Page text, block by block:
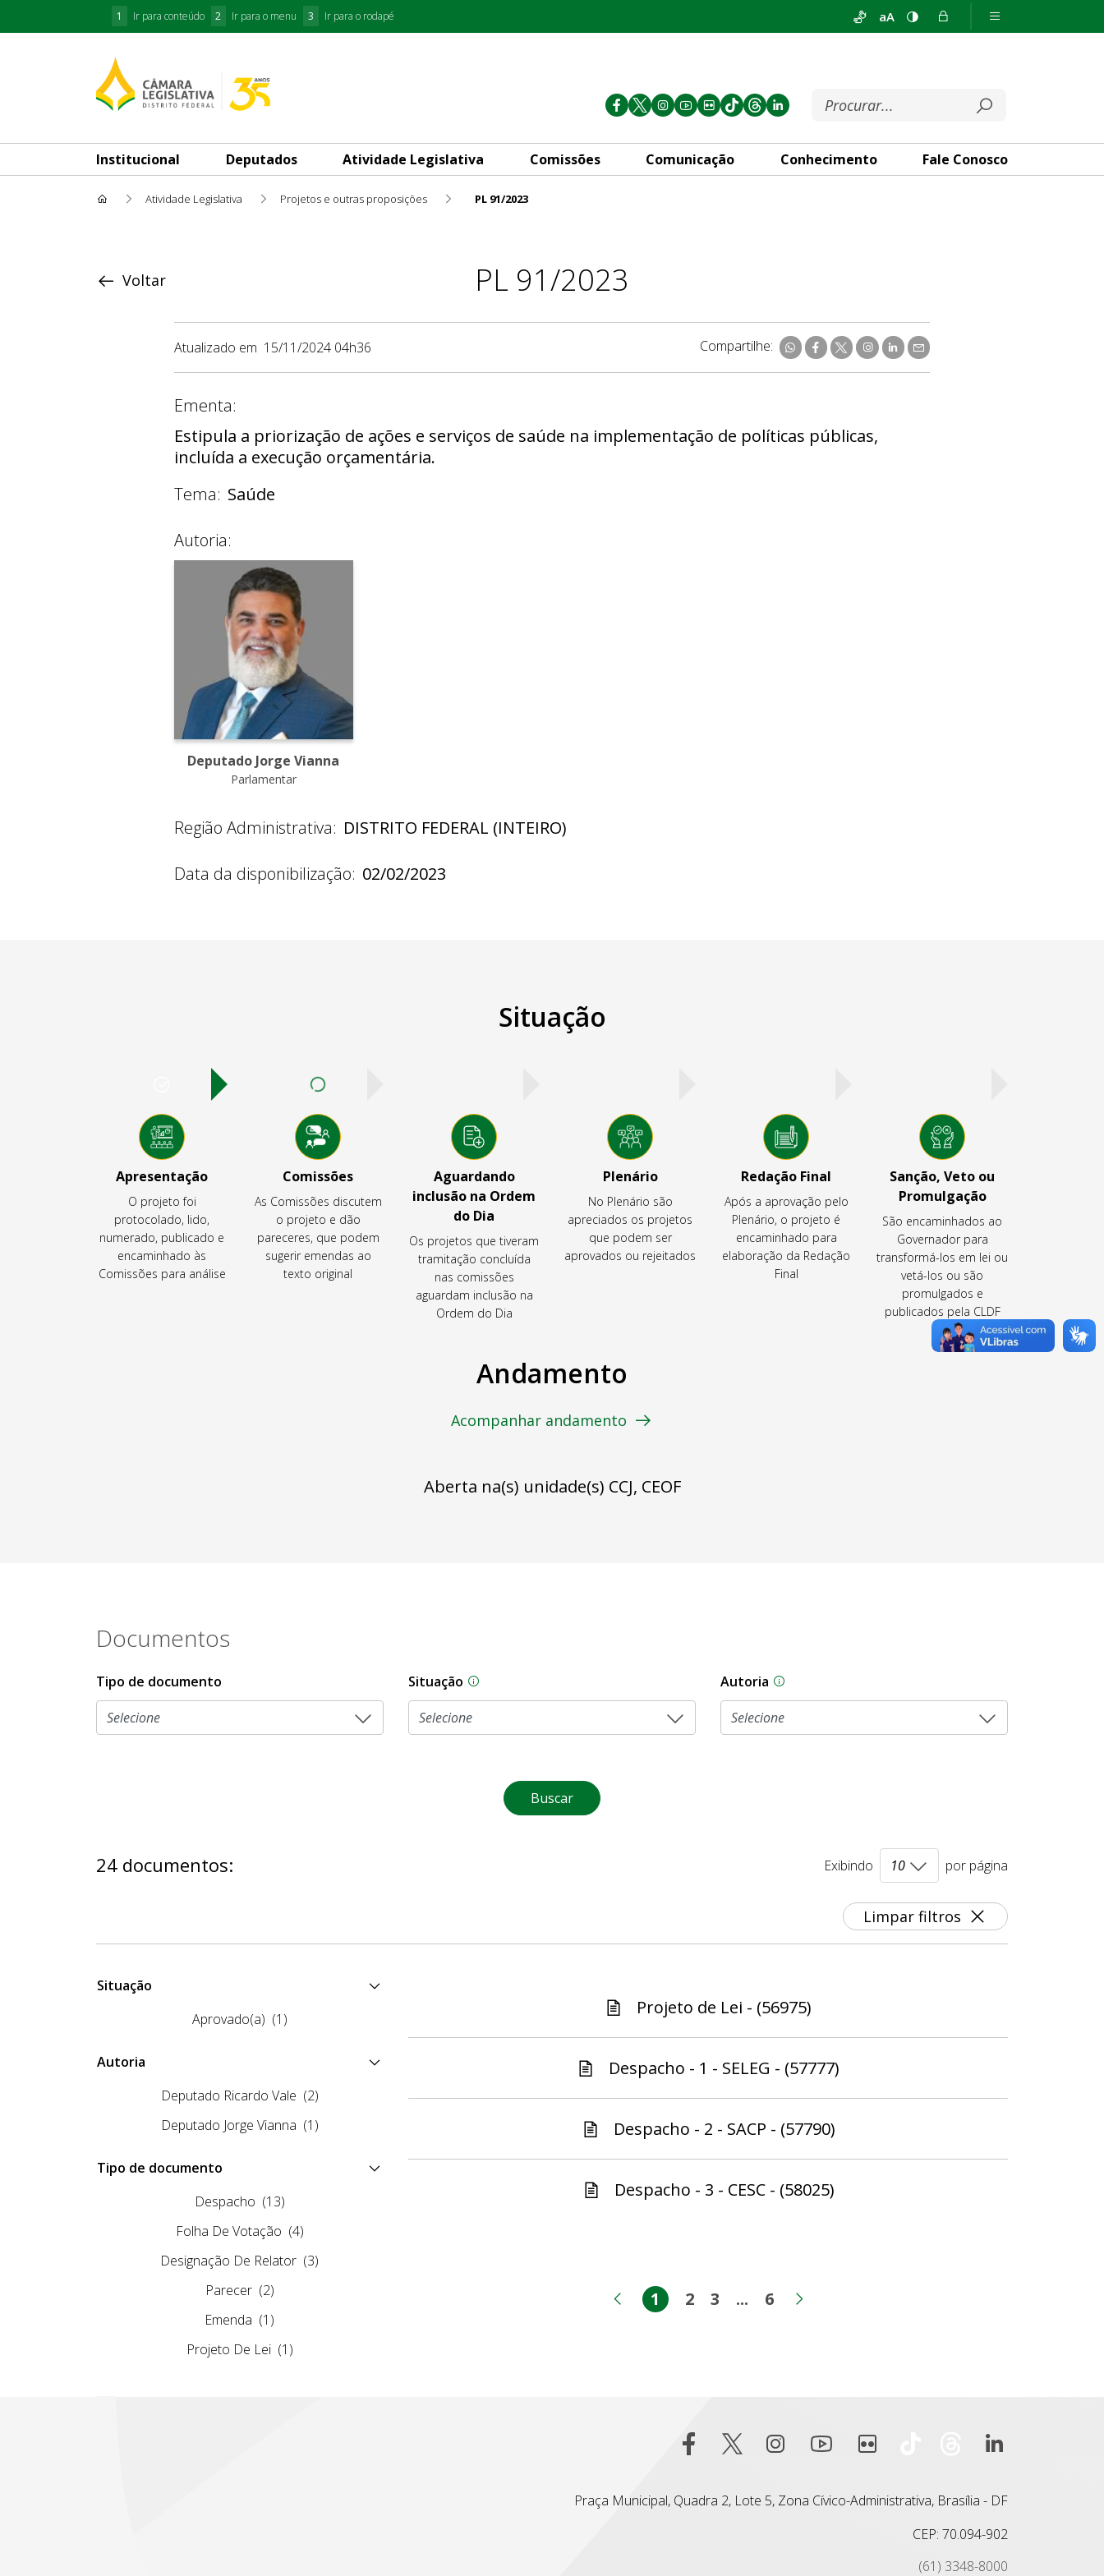
1 Ir para conteúdo 2 Ir para o menu 3 Ir para o rodapé aA
Institucional Deputados Atividade Legislativa Comissões Comunicação Conhecimento Fale Conosco
Atividade Legislativa Projetos e outras proposições PL 91/2023
PL 91/2023
Voltar
Atualizado em 15/11/2024 04h36 Compartilhe:
Ementa:
Estipula a priorização de ações e serviços de saúde na implementação de políticas públicas,
incluída a execução orçamentária.
Tema: Saúde
Autoria:
Deputado Jorge Vianna
Parlamentar
Região Administrativa: DISTRITO FEDERAL (INTEIRO)
Data da disponibilização: 02/02/2023
Situação
Apresentação
O projeto foi
protocolado, lido,
numerado, publicado e
encaminhado às
Comissões para análise
Comissões
As Comissões discutem
o projeto e dão
pareceres, que podem
sugerir emendas ao
texto original
Aguardando
inclusão na Ordem
do Dia
Os projetos que tiveram
tramitação concluída
nas comissões
aguardam inclusão na
Ordem do Dia
Plenário
No Plenário são
apreciados os projetos
que podem ser
aprovados ou rejeitados
Redação Final
Após a aprovação pelo
Plenário, o projeto é
encaminhado para
elaboração da Redação
Final
Sanção, Veto ou
Promulgação
São encaminhados ao
Governador para
transformá-los em lei ou
vetá-los ou são
promulgados e
publicados pela CLDF
Andamento
Acompanhar andamento
Aberta na(s) unidade(s) CCJ, CEOF
Documentos
Tipo de documento Situação Na CLDF, as proposições legislativas passam por diferentes estágios durante o processo
Autoria As proposições legislativas na CLDF podem ser
Buscar
Limpar filtros
24 documentos: Exibindo por página
Situação
Aprovado(a) (1)
Autoria
Deputado Ricardo Vale (2)
Deputado Jorge Vianna (1)
Tipo de documento
Despacho (13)
Folha De Votação (4)
Designação De Relator (3)
Parecer (2)
Emenda (1)
Projeto De Lei (1)
Projeto de Lei - (56975)
Despacho - 1 - SELEG - (57777)
Despacho - 2 - SACP - (57790)
Despacho - 3 - CESC - (58025)
Página anterior
Página
1 Página
2 Página
3 ...Páginas intermediárias
Página
6
Praça Municipal, Quadra 2, Lote 5, Zona Cívico-Administrativa, Brasília - DF
CEP: 70.094-902
(61) 3348-8000